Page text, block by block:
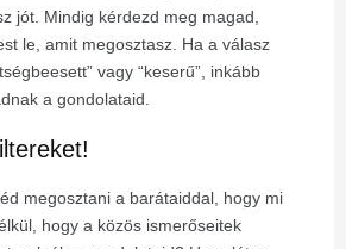
jót. Mindig kérdezd meg magad,
le, amit megosztasz. Ha a válasz
vagy “keserű”, inkább
a gondolataid.
megosztani a barátaiddal, hogy mi
hogy a közös ismerőseitek